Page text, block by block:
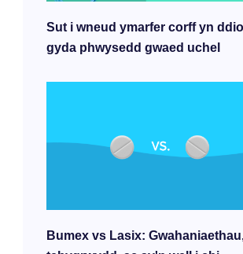
Sut i wneud ymarfer corff yn
gyda phwysedd gwaed uchel
Bumex vs Lasix: